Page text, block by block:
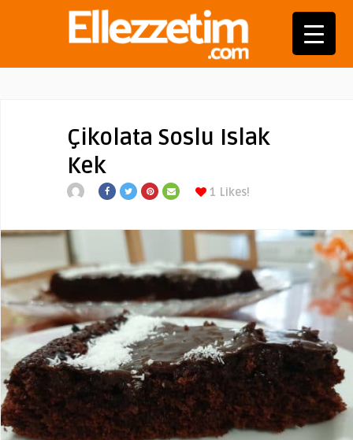
Çikolata Soslu Islak
Kek
1 Likes!